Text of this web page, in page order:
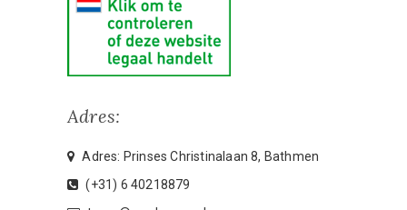
Adres:
Adres: Prinses Christinalaan 8, Bathmen
(+31) 6 40218879